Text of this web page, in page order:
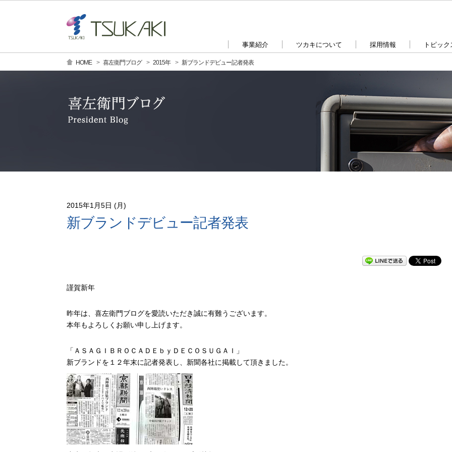
事業紹介 ツカキについて 採用情報 トピック
HOME 喜左衛門ブログ 2015年 新ブランドデビュー記者発表
2015年1月5日 (月)
新ブランドデビュー記者発表
謹賀新年
昨年は、喜左衛門ブログを愛読いただき誠に有難うございます。
本年もよろしくお願い申し上げます。
「ＡＳＡＧＩＢＲＯＣＡＤＥｂｙＤＥＣＯＳＵＧＡＩ」
新ブランドを１２年末に記者発表し、新聞各社に掲載して頂きました。